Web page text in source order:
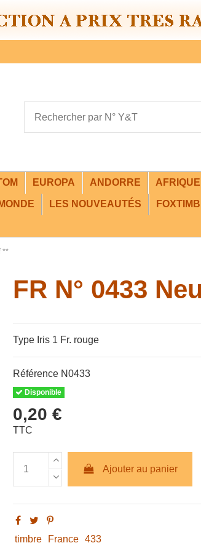
EUROPA ANDORRE
MONDE LES NOUVEAUTÉS
**
FR N° 0433
Type Iris 1 Fr. rouge
Référence N0433
Disponible
0,20 €
TTC
Ajouter au panier
timbre France 433